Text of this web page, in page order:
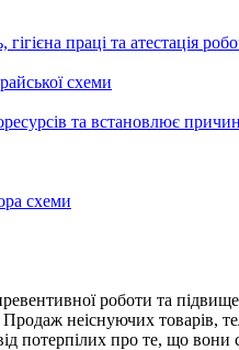
праці та атестація
схеми
та встановлює
схеми
роботи та
неіснуючих
потерпілих про те, що вони